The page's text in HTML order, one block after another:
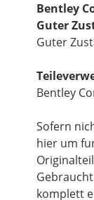
Bentley
Guter
Guter
Bentley
Sofern
hier um
komplett